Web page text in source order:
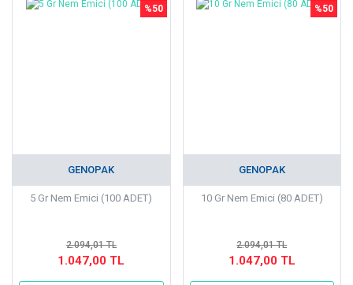
%50
GENOPAK
5 Gr Nem Emici (100 ADET)
2.094,01 TL
1.047,00 TL
%50
GENOPAK
10 Gr Nem Emici (80 ADET)
2.094,01 TL
1.047,00 TL